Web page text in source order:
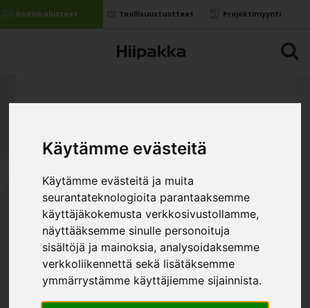
Käytämme evästeitä
Käytämme evästeitä ja muita
seurantateknologioita parantaaksemme
käyttäjäkokemusta verkkosivustollamme,
näyttääksemme sinulle personoituja
sisältöjä ja mainoksia, analysoidaksemme
verkkoliikennettä sekä lisätäksemme
ymmärrystämme käyttäjiemme sijainnista.
Kodinkalusteet Teollisuustuotteet Projektimyynti
SN LIUKUOVIKOMERO
OVIPARI
Kodin kalusteet» Huonekalumallistot»
Stina»SN Liukuovikomero ovipari
VÄRI